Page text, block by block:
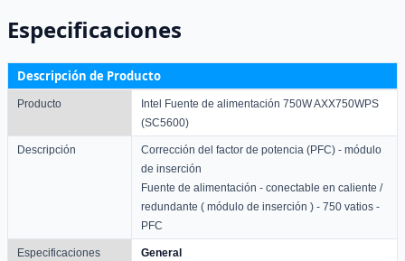
Especificaciones
Descripción de Producto
Producto
Intel Fuente de alimentación 750W AXX750WPS
(SC5600)
Descripción
Corrección del factor de potencia (PFC) - módulo
de inserción
Fuente de alimentación - conectable en caliente /
redundante ( módulo de inserción ) - 750 vatios -
PFC
Especificaciones
General